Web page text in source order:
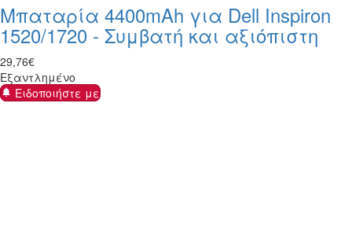
Μπαταρία 4400mAh για Dell Inspiron
1520/1720 - Συμβατή και αξιόπιστη
29,76€
Εξαντλημένο
Ειδοποιήστε με